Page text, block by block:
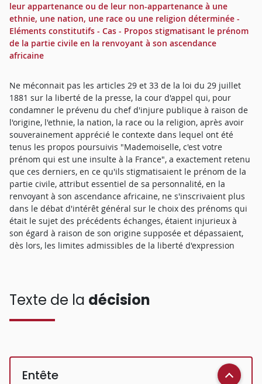
leur appartenance ou de leur non-appartenance à une
ethnie, une nation, une race ou une religion déterminée -
Eléments constitutifs - Cas - Propos stigmatisant le prénom
de la partie civile en la renvoyant à son ascendance
africaine
Ne méconnait pas les articles 29 et 33 de la loi du 29 juillet
1881 sur la liberté de la presse, la cour d'appel qui, pour
condamner le prévenu du chef d'injure publique à raison de
l'origine, l'ethnie, la nation, la race ou la religion, après avoir
souverainement apprécié le contexte dans lequel ont été
tenus les propos poursuivis "Mademoiselle, c'est votre
prénom qui est une insulte à la France", a exactement retenu
que ces derniers, en ce qu'ils stigmatisaient le prénom de la
partie civile, attribut essentiel de sa personnalité, en la
renvoyant à son ascendance africaine, ne s'inscrivaient plus
dans le débat d'intérêt général sur le choix des prénoms qui
était le sujet des précédents échanges, étaient injurieux à
son égard à raison de son origine supposée et dépassaient,
dès lors, les limites admissibles de la liberté d'expression
Texte de la décision
Entête